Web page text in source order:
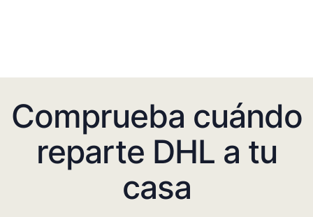
Comprueba cuándo
reparte DHL a tu
casa